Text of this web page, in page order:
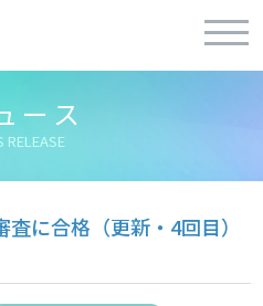
ース
RELEASE
に合格（更新・4回目）